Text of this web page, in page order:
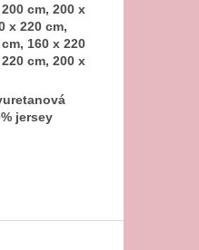
cm, 200 x
x 220 cm,
160 x 220
cm, 200 x
jersey